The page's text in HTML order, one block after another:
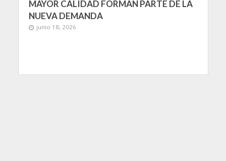
MAYOR CALIDAD FORMAN PARTE DE LA
NUEVA DEMANDA
junio 18, 2026